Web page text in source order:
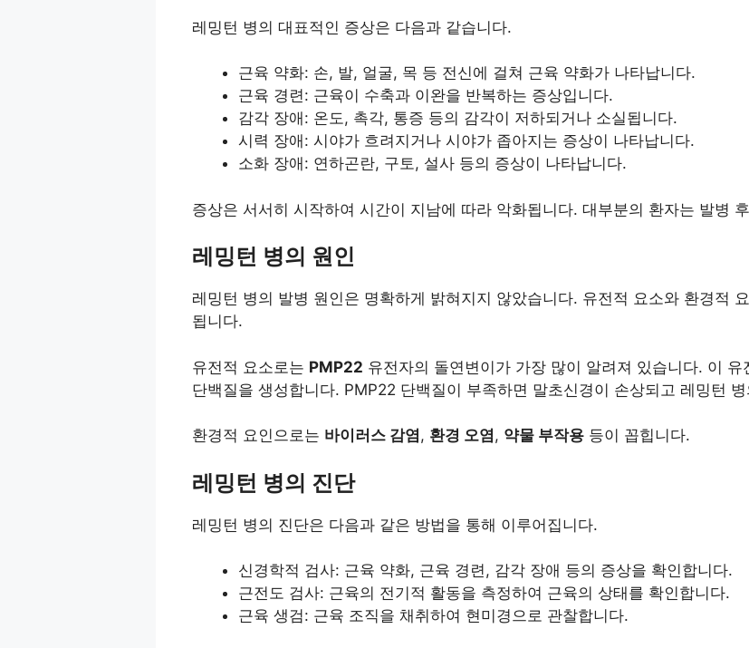
레밍턴 병의 대표적인 증상은 다음과 같습니다.
근육 약화: 손, 발, 얼굴, 목 등 전신에 걸쳐 근육 약화가 나타납니다.
근육 경련: 근육이 수축과 이완을 반복하는 증상입니다.
감각 장애: 온도, 촉각, 통증 등의 감각이 저하되거나 소실됩니다.
시력 장애: 시야가 흐려지거나 시야가 좁아지는 증상이 나타납니다.
소화 장애: 연하곤란, 구토, 설사 등의 증상이 나타납니다.
증상은 서서히 시작하여 시간이 지남에 따라 악화됩니다. 대부분의 환자는 발병
레밍턴 병의 원인
레밍턴 병의 발병 원인은 명확하게 밝혀지지 않았습니다. 유전적 요소와 환경적
됩니다.
유전적 요소로는 PMP22 유전자의 돌연변이가 가장 많이 알려져 있습니다. 이
단백질을 생성합니다. PMP22 단백질이 부족하면 말초신경이 손상되고 레밍턴
환경적 요인으로는 바이러스 감염, 환경 오염, 약물 부작용 등이 꼽힙니다.
레밍턴 병의 진단
레밍턴 병의 진단은 다음과 같은 방법을 통해 이루어집니다.
신경학적 검사: 근육 약화, 근육 경련, 감각 장애 등의 증상을 확인합니다.
근전도 검사: 근육의 전기적 활동을 측정하여 근육의 상태를 확인합니다.
근육 생검: 근육 조직을 채취하여 현미경으로 관찰합니다.